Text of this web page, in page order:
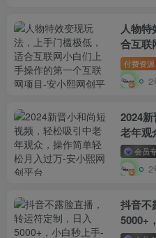
人物
合互联
网项目
付费资源
2
2024
老年观
会员
2
抖音不
5000+